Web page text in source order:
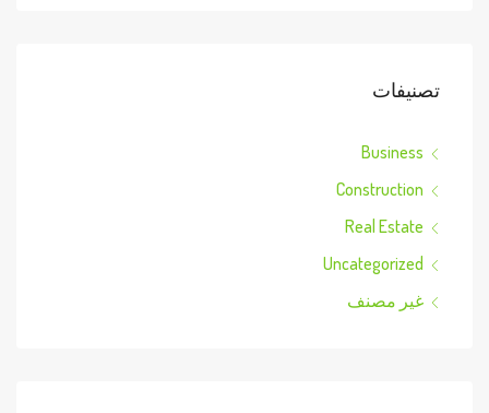
تصنيفات
Business
Construction
Real Estate
Uncategorized
غير مصنف